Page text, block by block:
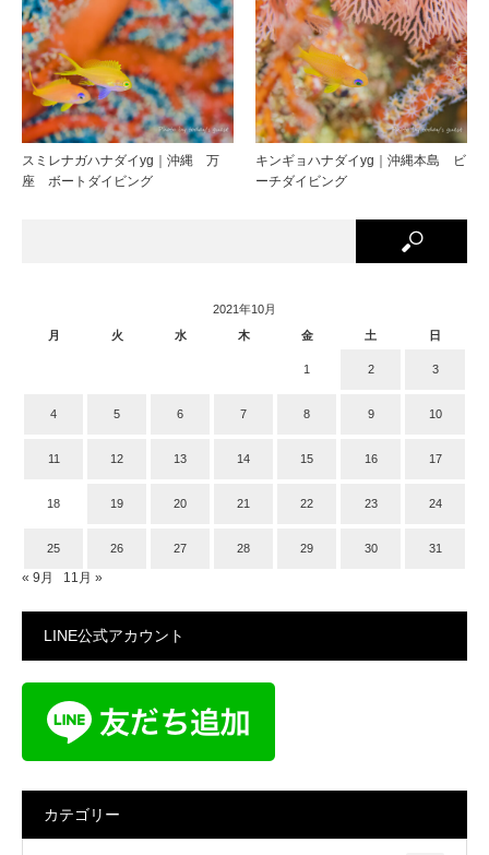
スミレナガハナダイyg｜沖縄 万
座 ボートダイビング
キンギョハナダイyg｜沖縄本島 ビ
ーチダイビング
2021年10月
月
火 水 木 金 土 日
1 2 3
4 5 6 7 8 9 10
11 12 13 14 15 16 17
18 19 20 21 22 23 24
25 26 27 28 29 30 31
« 9月 11月 »
LINE公式アカウント
カテゴリー